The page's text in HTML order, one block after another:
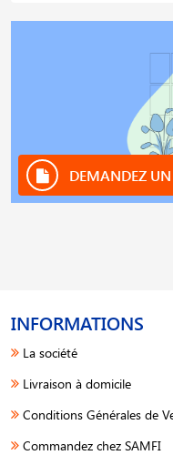
DEMANDEZ UN
INFORMATIONS
La société
Livraison à domicile
Conditions Générales de
Commandez chez SAMFI